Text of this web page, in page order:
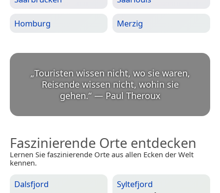
Homburg Merzig
„Touristen wissen nicht, wo sie waren,
Reisende wissen nicht, wohin sie
gehen.“ — Paul Theroux
Faszinierende Orte entdecken
Lernen Sie faszinierende Orte aus allen Ecken der Welt
kennen.
Dalsfjord Syltefjord